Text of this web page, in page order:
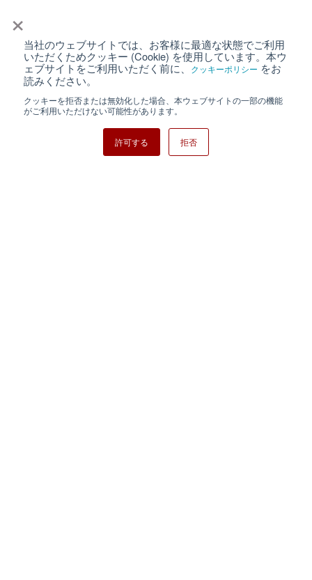
×
当社のウェブサイトでは、お客様に最適な状態でご利用
いただくためクッキー (Cookie) を使用しています。本ウ
ェブサイトをご利用いただく前に、
クッキーポリシー をお
読みください。
クッキーを拒否または無効化した場合、本ウェブサイトの一部の機能
がご利用いただけない可能性があります。
許可する 拒否
個人情報保護について ウェブサイト利用規約
クッキーポリシー
日清紡ホールディングス
Copyright ⓒ Nisshinbo Micro Devices Inc. All Rights Reserved.